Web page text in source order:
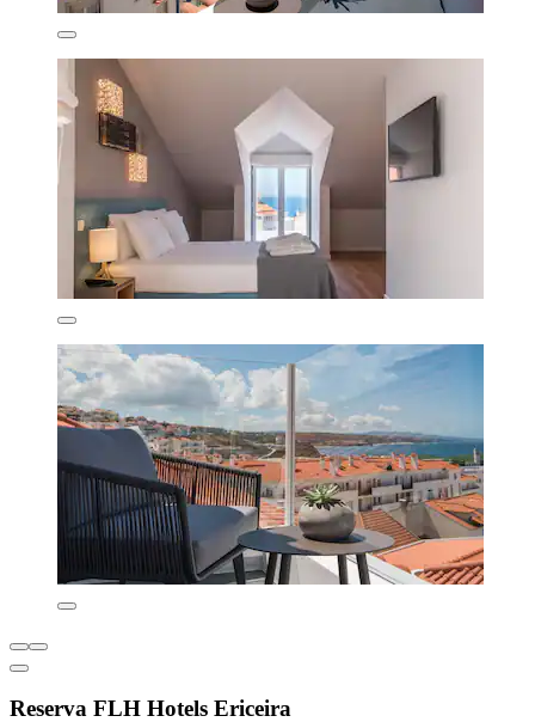
Reserva FLH Hotels Ericeira